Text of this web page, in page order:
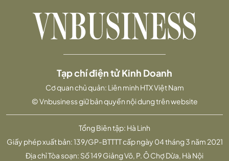
Tổng Biên tập: Hà Linh
Giấy phép xuất bản: 139/GP-BTTTT cấp ngày 04 tháng 3 năm 2021
Địa chỉ Tòa soạn: Số 149 Giảng Võ, P. Ô Chợ Dừa, Hà Nội
Tạp chí điện tử Kinh Doanh
Cơ quan chủ quản: Liên minh HTX Việt Nam
© Vnbusiness giữ bản quyền nội dung trên website